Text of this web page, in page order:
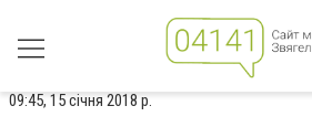
09:45, 15 січня 2018 р.